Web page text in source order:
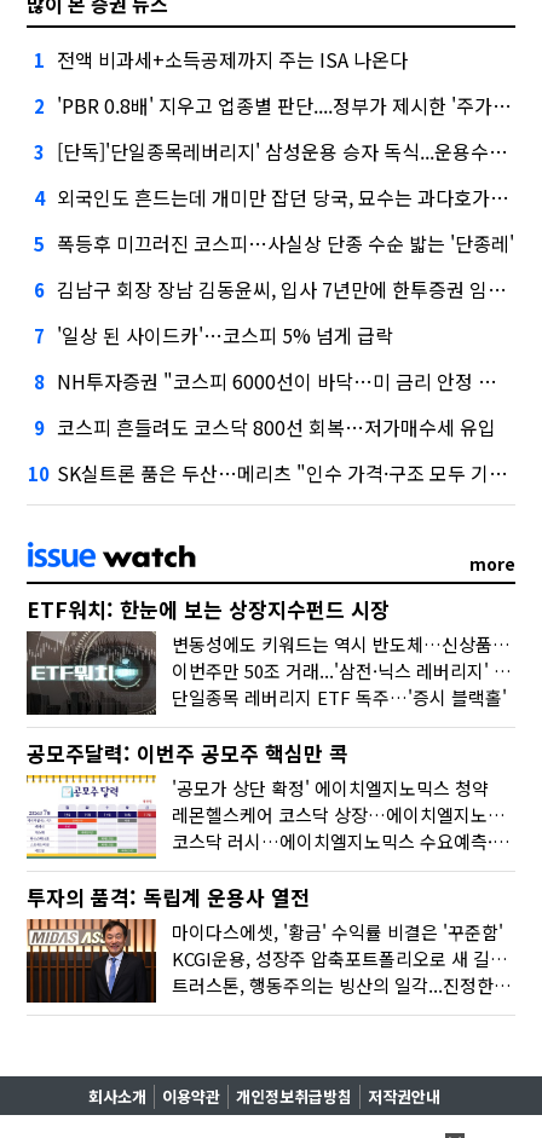
1 전액 비과세+소득공제까지 주는 ISA 나온다
2 'PBR 0.8배' 지우고 업종별 판단....정부가 제시한 '주가 누르기' 방지법
3 [단독]'단일종목레버리지' 삼성운용 승자 독식...운용수익 미래에셋의 6배
4 외국인도 흔드는데 개미만 잡던 당국, 묘수는 과다호가부담금?
5 폭등후 미끄러진 코스피…사실상 단종 수순 밟는 '단종레'
6 김남구 회장 장남 김동윤씨, 입사 7년만에 한투증권 임원 승진
7 '일상 된 사이드카'…코스피 5% 넘게 급락
8 NH투자증권 "코스피 6000선이 바닥…미 금리 안정 후 추가 회복"
9 코스피 흔들려도 코스닥 800선 회복…저가매수세 유입
10 SK실트론 품은 두산…메리츠 "인수 가격·구조 모두 기대 이상"
more
ETF워치: 한눈에 보는 상장지수펀드 시장
변동성에도 키워드는 역시 반도체…신상품은 우주·방산
이번주만 50조 거래...'삼전·닉스 레버리지' 수익률은 -30%
단일종목 레버리지 ETF 독주…'증시 블랙홀'
공모주달력: 이번주 공모주 핵심만 콕
'공모가 상단 확정' 에이치엘지노믹스 청약
레몬헬스케어 코스닥 상장…에이치엘지노믹스 수요예측
코스닥 러시…에이치엘지노믹스 수요예측·레메디 청약
투자의 품격: 독립계 운용사 열전
마이다스에셋, '황금' 수익률 비결은 '꾸준함'
KCGI운용, 성장주 압축포트폴리오로 새 길을 그리다
트러스톤, 행동주의는 빙산의 일각...진정한 힘은 '주식형 강자'
회사소개 이용약관 개인정보취급방침 저작권안내